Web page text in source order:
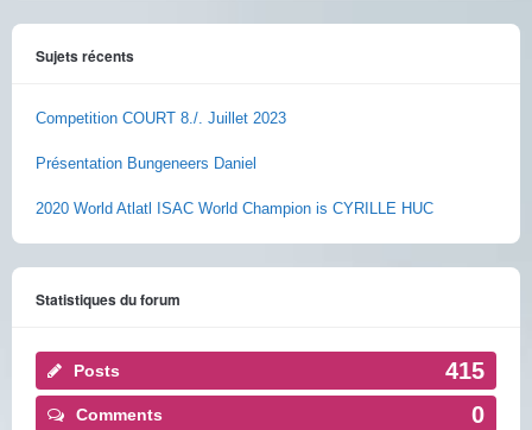
Sujets récents
Competition COURT 8./. Juillet 2023
Présentation Bungeneers Daniel
2020 World Atlatl ISAC World Champion is CYRILLE HUC
Statistiques du forum
Posts 415
Comments 0